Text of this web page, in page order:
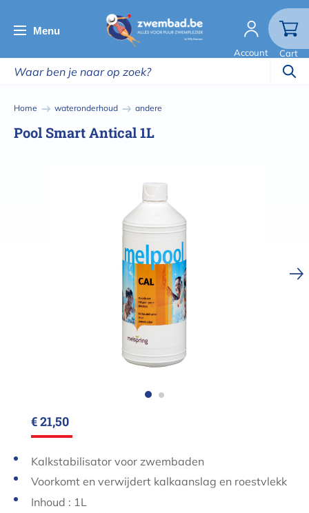
en
de
inhoud
Menu
Account Cart
Kruimelpad
Home wateronderhoud andere
Pool Smart Antical 1L
€ 21,50
Kalkstabilisator voor zwembaden
Voorkomt en verwijdert kalkaanslag en roestvlekk
en
Inhoud : 1L